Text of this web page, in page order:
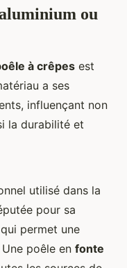
ou
à crêpes est
a ses
influençant non
la durabilité et
utilisé dans la
pour sa
permet une
poêle en fonte